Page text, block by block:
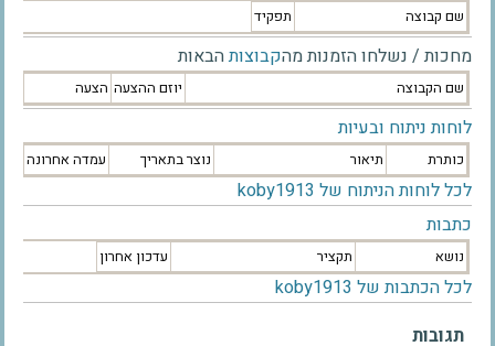
שם קבוצה תפקיד
מחכות / נשלחו הזמנות מהקבוצותהבאות
שם הקבוצה יוזם ההצעה הצעה
לוחות ניתוח ובעיות
כותרת תיאור נוצר בתאריך עמדה אחרונה
לכל לוחות הניתוח של koby1913
כתבות
נושא תקציר עדכון אחרון
לכל הכתבות של koby1913
תגובות